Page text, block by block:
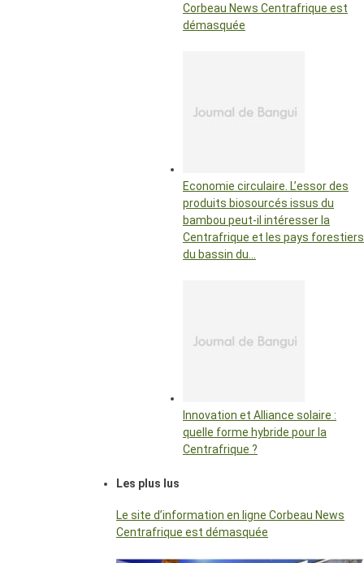
Corbeau News Centrafrique est
démasquée
Economie circulaire. L’essor des
produits biosourcés issus du
bambou peut-il intéresser la
Centrafrique et les pays forestiers
du bassin du…
Innovation et Alliance solaire :
quelle forme hybride pour la
Centrafrique ?
Les plus lus
Le site d’information en ligne Corbeau News
Centrafrique est démasquée